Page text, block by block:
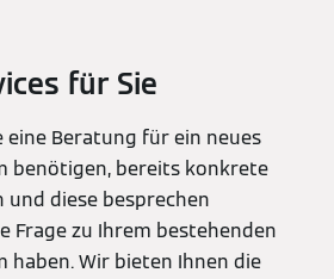
für Sie
eine Beratung für ein neues
benötigen, bereits konkrete
diese besprechen
Frage zu Ihrem bestehenden
haben. Wir bieten Ihnen die